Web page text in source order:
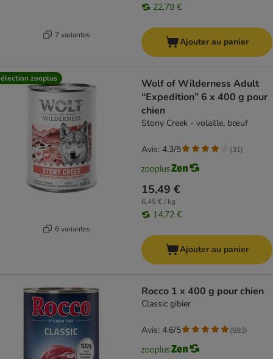
7 variantes
22,79 €
Ajouter au panier
zooplus
6 variantes
Wolf of Wilderness Adult
“Expedition” 6 x 400 g pour
chien
Stony Creek - volaille, bœuf
15,49 €
6,45 € / kg
14,72 €
Avis: 4.3/5 (31)
Ajouter au panier
Rocco 1 x 400 g pour chien
Classic gibier
Avis: 4.6/5 (693)